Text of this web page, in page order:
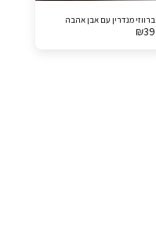
ברווזי מנדרין עם אבן אהבה
₪39